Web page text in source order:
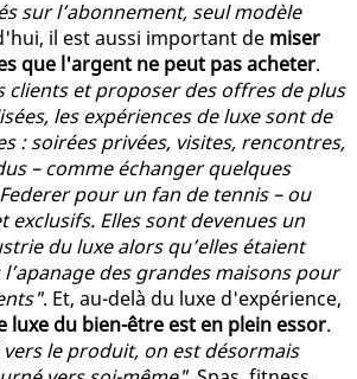
sur l’abonnement, seul modèle
il est aussi important de miser
que l'argent ne peut pas acheter.
clients et proposer des offres de plus
les expériences de luxe sont de
: soirées privées, visites, rencontres,
– comme échanger quelques
pour un fan de tennis – ou
exclusifs. Elles sont devenues un
du luxe alors qu’elles étaient
des grandes maisons pour
. Et, au-delà du luxe d'expérience,
luxe du bien-être est en plein essor.
vers le produit, on est désormais